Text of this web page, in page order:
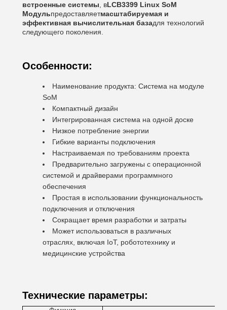
встроенные системы , вLCB3399 Linux SoM
Модульпредоставляетмасштабируемая и
эффективная вычислительная базадля технологий
следующего поколения.
Особенности:
Наименование продукта: Система на модуле
SoM
Компактный дизайн
Интегрированная система на одной доске
Низкое потребление энергии
Гибкие варианты подключения
Настраиваемая по требованиям проекта
Предварительно загружены с операционной
системой и драйверами программного
обеспечения
Простая в использовании функциональность
подключения и отключения
Сокращает время разработки и затраты
Может использоваться в различных
отраслях, включая IoT, робототехнику и
медицинские устройства
Технические параметры: